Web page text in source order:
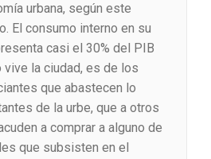
urbana, según este
El consumo interno en su
casi el 30% del PIB
vive la ciudad, es de los
que abastecen lo
de la urbe, que a otros
a comprar a alguno de
que subsisten en el